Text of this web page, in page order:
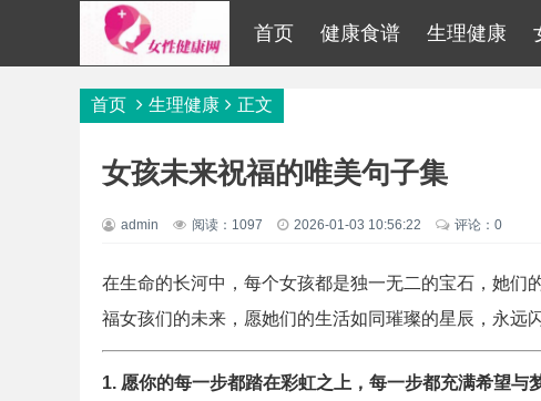
首页 健康食谱 生理健康
首页 生理健康 正文
女孩未来祝福的唯美句子集
admin 阅读：1097 2026-01-03 10:56:22 评论：0
在生命的长河中，每个女孩都是独一无二的宝石，她们
福女孩们的未来，愿她们的生活如同璀璨的星辰，永远闪
1. 愿你的每一步都踏在彩虹之上，每一步都充满希望与